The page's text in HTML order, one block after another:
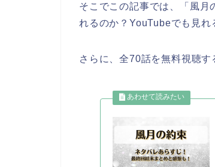
そこでこの記事では、「風月
れるのか？YouTubeでも見れ
さらに、全70話を無料視聴す